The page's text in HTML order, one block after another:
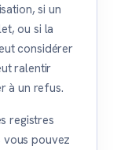
si un
ou si la
considérer
ralentir
à un refus.
registres
pouvez